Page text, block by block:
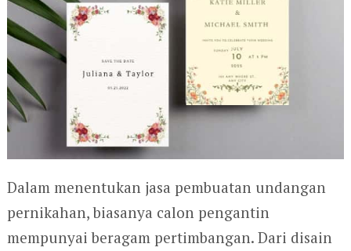
Dalam menentukan jasa pembuatan undangan
pernikahan, biasanya calon pengantin
mempunyai beragam pertimbangan. Dari disain